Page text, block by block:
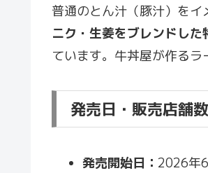
普通のとん汁（豚汁）を
ニク・生姜をブレンドした
ています。牛丼屋が作る
発売日・販売店舗数
発売開始日： 2026年